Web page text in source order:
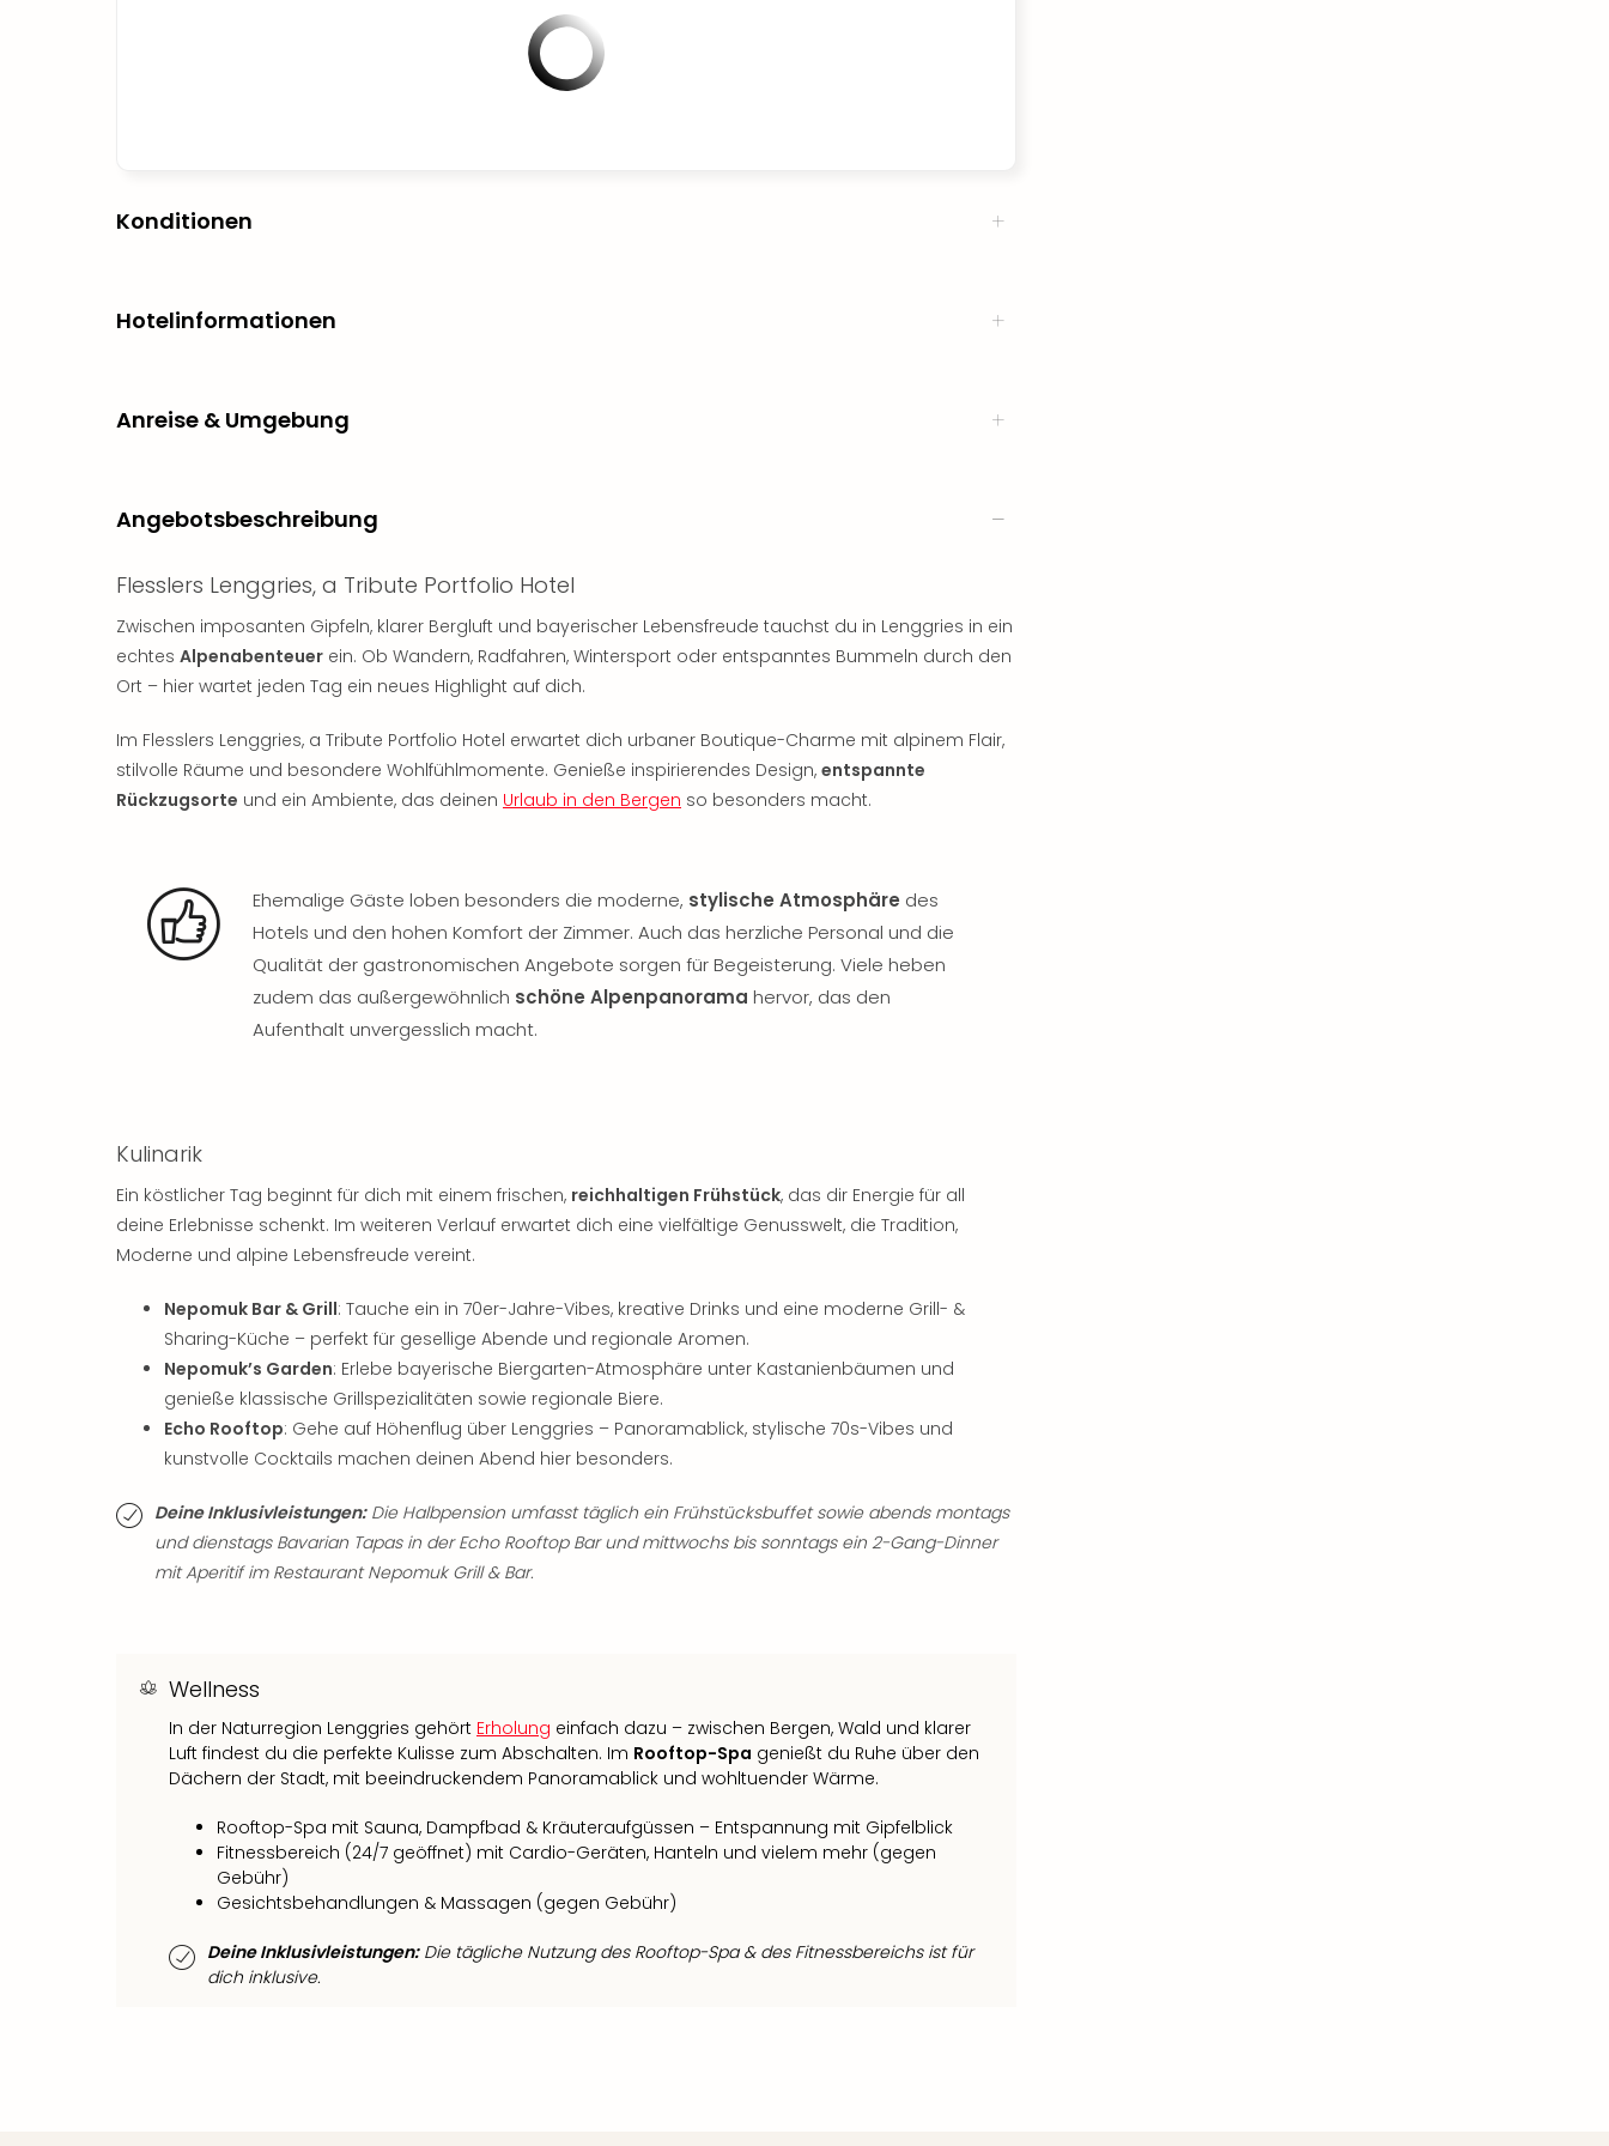
Konditionen
Hotelinformationen
Anreise & Umgebung
Angebotsbeschreibung
Flesslers Lenggries, a Tribute Portfolio Hotel
Zwischen imposanten Gipfeln, klarer Bergluft und bayerischer Lebensfreude tauchst du in Lenggries in ein
echtes Alpenabenteuer ein. Ob Wandern, Radfahren, Wintersport oder entspanntes Bummeln durch den
Ort – hier wartet jeden Tag ein neues Highlight auf dich.
Im Flesslers Lenggries, a Tribute Portfolio Hotel erwartet dich urbaner Boutique-Charme mit alpinem Flair,
stilvolle Räume und besondere Wohlfühlmomente. Genieße inspirierendes Design, entspannte
Rückzugsorte und ein Ambiente, das deinen Urlaub in den Bergen so besonders macht.
Ehemalige Gäste loben besonders die moderne, stylische Atmosphäre des
Hotels und den hohen Komfort der Zimmer. Auch das herzliche Personal und die
Qualität der gastronomischen Angebote sorgen für Begeisterung. Viele heben
zudem das außergewöhnlich schöne Alpenpanorama hervor, das den
Aufenthalt unvergesslich macht.
Kulinarik
Ein köstlicher Tag beginnt für dich mit einem frischen, reichhaltigen Frühstück, das dir Energie für all
deine Erlebnisse schenkt. Im weiteren Verlauf erwartet dich eine vielfältige Genusswelt, die Tradition,
Moderne und alpine Lebensfreude vereint.
Nepomuk Bar & Grill: Tauche ein in 70er-Jahre-Vibes, kreative Drinks und eine moderne Grill- &
Sharing-Küche – perfekt für gesellige Abende und regionale Aromen.
Nepomuk’s Garden: Erlebe bayerische Biergarten-Atmosphäre unter Kastanienbäumen und
genieße klassische Grillspezialitäten sowie regionale Biere.
Echo Rooftop: Gehe auf Höhenflug über Lenggries – Panoramablick, stylische 70s-Vibes und
kunstvolle Cocktails machen deinen Abend hier besonders.
Deine Inklusivleistungen:Die Halbpension umfasst täglich ein Frühstücksbuffet sowie abends montags
und dienstags Bavarian Tapas in der Echo Rooftop Bar und mittwochs bis sonntags ein 2-Gang-Dinner
mit Aperitif im Restaurant Nepomuk Grill & Bar.
Wellness
In der Naturregion Lenggries gehört Erholung einfach dazu – zwischen Bergen, Wald und klarer
Luft findest du die perfekte Kulisse zum Abschalten. Im Rooftop-Spa genießt du Ruhe über den
Dächern der Stadt, mit beeindruckendem Panoramablick und wohltuender Wärme.
Rooftop-Spa mit Sauna, Dampfbad & Kräuteraufgüssen – Entspannung mit Gipfelblick
Fitnessbereich (24/7 geöffnet) mit Cardio-Geräten, Hanteln und vielem mehr (gegen
Gebühr)
Gesichtsbehandlungen & Massagen (gegen Gebühr)
Deine Inklusivleistungen:Die tägliche Nutzung des Rooftop-Spa & des Fitnessbereichs ist für
dich inklusive.